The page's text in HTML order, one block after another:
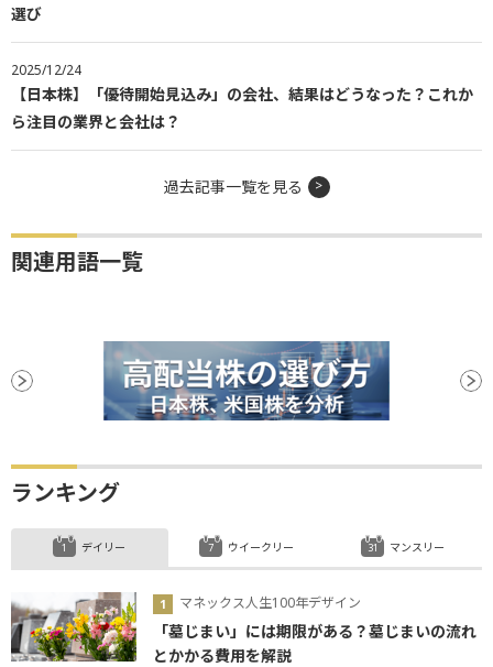
選び
2025/12/24
【日本株】「優待開始見込み」の会社、結果はどうなった？これか
ら注目の業界と会社は？
過去記事一覧を見る
関連用語一覧
ランキング
デイリー
マネックス人生100年デザイン
「墓じまい」には期限がある？墓じまいの流れ
とかかる費用を解説
ウイークリー マンスリー